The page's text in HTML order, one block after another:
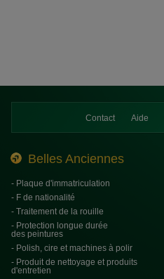
Contact Aide
Belles Anciennes
- Plaque d'immatriculation
- F de nationalité
- Traitement de la rouille
- Protection longue durée
des peintures
- Polish, cire et machines à polir
- Produit de nettoyage et produits
d'entretien